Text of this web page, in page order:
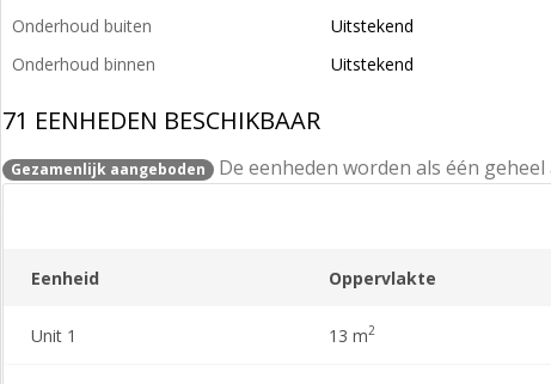
Onderhoud buiten
Uitstekend
Onderhoud binnen
Uitstekend
71 EENHEDEN BESCHIKBAAR
Gezamenlijk aangeboden De eenheden worden als één
Eenheid Oppervlakte
Unit 1 13 m2